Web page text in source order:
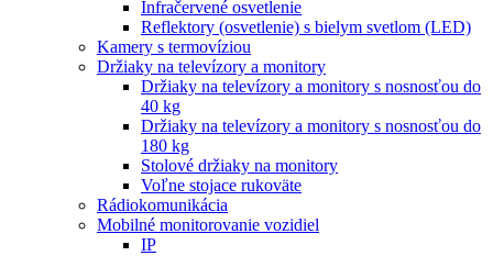
Infračervené osvetlenie
Reflektory (osvetlenie) s bielym svetlom (LED)
Kamery s termovíziou
Držiaky na televízory a monitory
Držiaky na televízory a monitory s nosnosťou do
40 kg
Držiaky na televízory a monitory s nosnosťou do
180 kg
Stolové držiaky na monitory
Voľne stojace rukoväte
Rádiokomunikácia
Mobilné monitorovanie vozidiel
IP